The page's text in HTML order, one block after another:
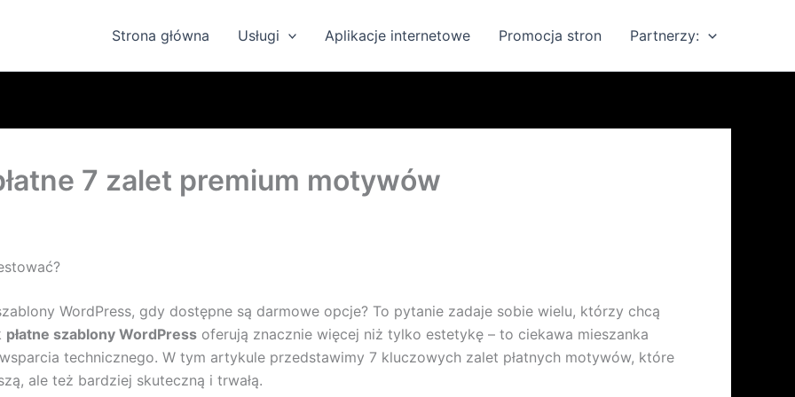
Strona główna Usługi Aplikacje internetowe Promocja stron Partnerzy:
7 zalet premium motywów
WordPress, gdy dostępne są darmowe opcje? To pytanie zadaje sobie wielu, którzy chcą
płatne szablony WordPress oferują znacznie więcej niż tylko estetykę – to ciekawa mieszanka
technicznego. W tym artykule przedstawimy 7 kluczowych zalet płatnych motywów, które
ale też bardziej skuteczną i trwałą.